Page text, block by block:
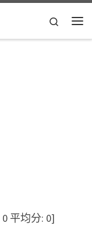
Search
0 平均分: 0]